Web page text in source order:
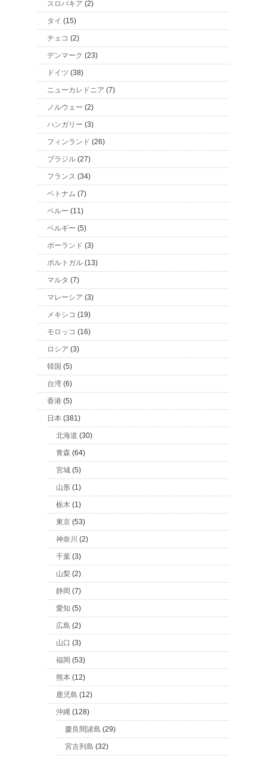
スロバキア (2)
タイ (15)
チェコ (2)
デンマーク (23)
ドイツ (38)
ニューカレドニア (7)
ノルウェー (2)
ハンガリー (3)
フィンランド (26)
ブラジル (27)
フランス (34)
ベトナム (7)
ペルー (11)
ベルギー (5)
ポーランド (3)
ポルトガル (13)
マルタ (7)
マレーシア (3)
メキシコ (19)
モロッコ (16)
ロシア (3)
韓国 (5)
台湾 (6)
香港 (5)
日本 (381)
北海道 (30)
青森 (64)
宮城 (5)
山形 (1)
栃木 (1)
東京 (53)
神奈川 (2)
千葉 (3)
山梨 (2)
静岡 (7)
愛知 (5)
広島 (2)
山口 (3)
福岡 (53)
熊本 (12)
鹿児島 (12)
沖縄 (128)
慶良間諸島 (29)
宮古列島 (32)